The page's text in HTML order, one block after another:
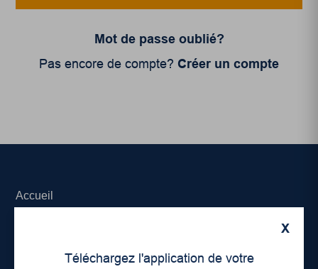
Mot de passe oublié?
Pas encore de compte? Créer un compte
X
Téléchargez l'application de votre
Accueil
Déontologie et confidentialité